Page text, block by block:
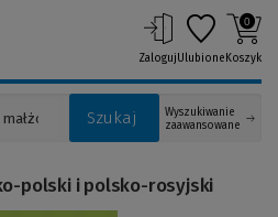
Szukaj
Wyszukiwanie
zaawansowane
ZalogujUlubione
0
Koszyk
polski i polsko-rosyjski